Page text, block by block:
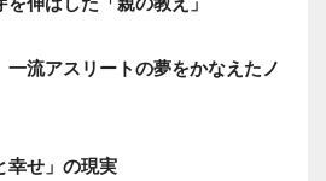
流アスリートの夢をかなえたノ
幸せ」の現実